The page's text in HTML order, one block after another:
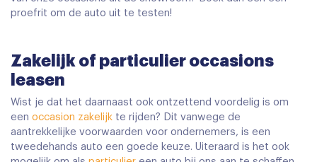
proefrit om de auto uit te testen!
Zakelijk of particulier occasions
leasen
Wist je dat het daarnaast ook ontzettend voordelig is om
een occasion zakelijkte rijden? Dit vanwege de
aantrekkelijke voorwaarden voor ondernemers, is een
tweedehands auto een goede keuze. Uiteraard is het ook